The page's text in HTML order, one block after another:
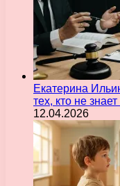
Екатерина
тех, кто не
12.04.2026